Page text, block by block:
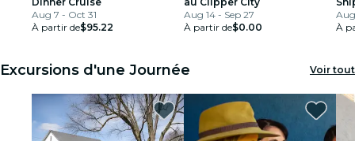
Aug 7 - Oct 31
À partir de$95.22
Aug 14 - Sep 27
À partir de$0.00
City
À
Excursions d'une Journée Voir tout